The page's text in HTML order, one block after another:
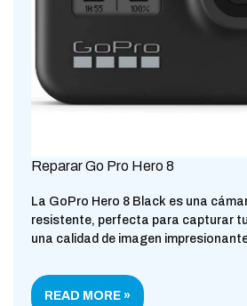
Reparar Go Pro Hero 8
La GoPro Hero 8 Black es una
resistente, perfecta para capturar
una calidad de imagen
READ MORE »